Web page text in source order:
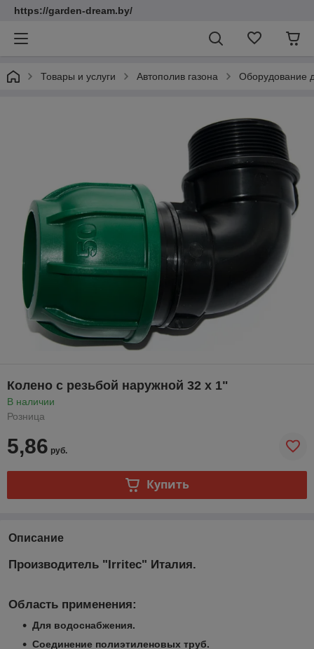
https://garden-dream.by/
Товары и услуги Автополив газона Оборудование
Колено с резьбой наружной 32 х 1"
В наличии
Розница
5,86 руб.
Купить
Описание
Производитель "Irritec" Италия.
Область применения:
Для водоснабжения.
Соединение полиэтиленовых труб.